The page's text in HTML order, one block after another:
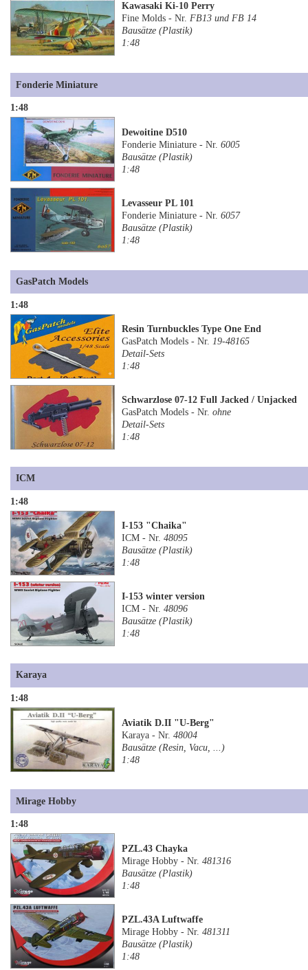
Kawasaki Ki-10 Perry
Fine Molds - Nr.FB13 und FB 14
Bausätze (Plastik)
1:48
Fonderie Miniature
1:48
Dewoitine D510
Fonderie Miniature - Nr.6005
Bausätze (Plastik)
1:48
Levasseur PL 101
Fonderie Miniature - Nr.6057
Bausätze (Plastik)
1:48
GasPatch Models
1:48
Resin Turnbuckles Type One End
GasPatch Models - Nr. 19-48165
Detail-Sets
1:48
Schwarzlose 07-12 Full Jacked / Unjacked
GasPatch Models - Nr.ohne
Detail-Sets
1:48
ICM
1:48
I-153 "Chaika"
ICM - Nr.48095
Bausätze (Plastik)
1:48
I-153 winter version
ICM - Nr.48096
Bausätze (Plastik)
1:48
Karaya
1:48
Aviatik D.II "U-Berg"
Karaya - Nr.48004
Bausätze (Resin, Vacu, ...)
1:48
Mirage Hobby
1:48
PZL.43 Chayka
Mirage Hobby - Nr.481316
Bausätze (Plastik)
1:48
PZL.43A Luftwaffe
Mirage Hobby - Nr.481311
Bausätze (Plastik)
1:48